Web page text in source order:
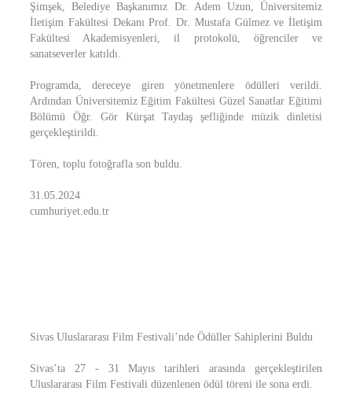
Şimşek, Belediye Başkanımız Dr. Adem Uzun, Üniversitemiz
İletişim Fakültesi Dekanı Prof. Dr. Mustafa Gülmez ve İletişim
Fakültesi Akademisyenleri, il protokolü, öğrenciler ve
sanatseverler katıldı.
Programda, dereceye giren yönetmenlere ödülleri verildi.
Ardından Üniversitemiz Eğitim Fakültesi Güzel Sanatlar Eğitimi
Bölümü Öğr. Gör Kürşat Taydaş şefliğinde müzik dinletisi
gerçekleştirildi.
Tören, toplu fotoğrafla son buldu.
31.05.2024
cumhuriyet.edu.tr
Sivas Uluslararası Film Festivali’nde Ödüller Sahiplerini Buldu
Sivas’ta 27 - 31 Mayıs tarihleri arasında gerçekleştirilen
Uluslararası Film Festivali düzenlenen ödül töreni ile sona erdi.